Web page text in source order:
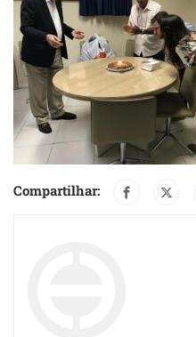
Compartilhar: